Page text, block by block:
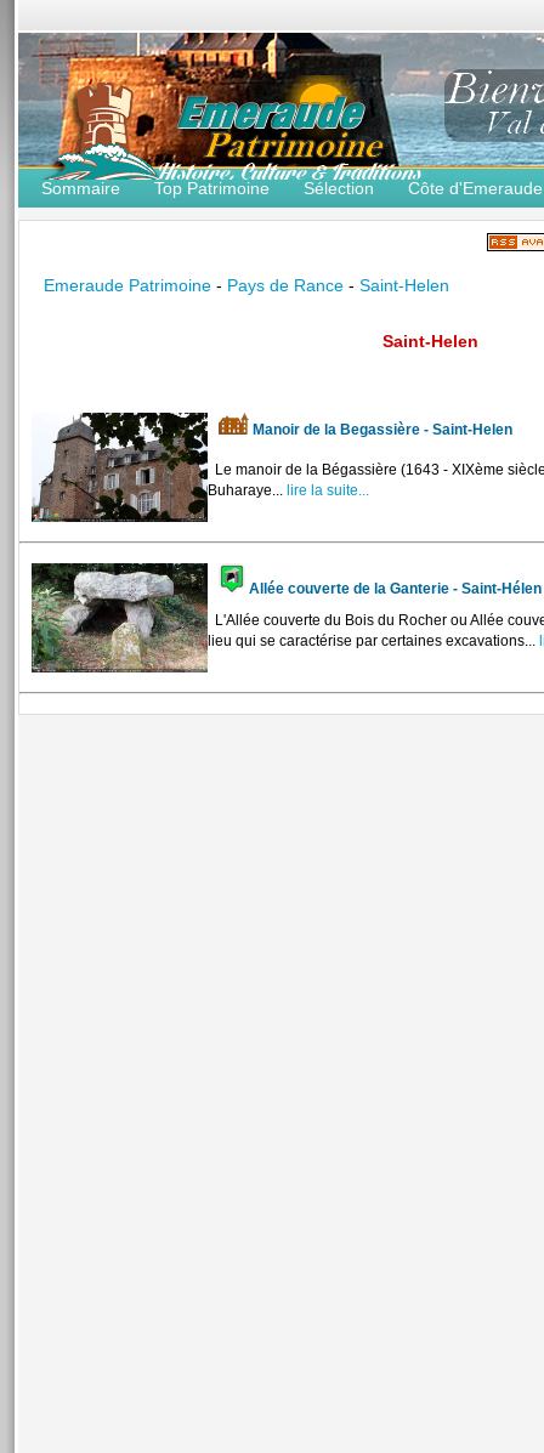
Sommaire Top Patrimoine Sélection Côte d'Emeraude
Emeraude Patrimoine - Pays de Rance - Saint-Helen
Saint-Helen
Manoir de la Begassière - Saint-Helen
Le manoir de la Bégassière (1643 - XIXème
Buharaye... lire la suite...
Allée couverte de la Ganterie - Saint-Hélen
L'Allée couverte du Bois du Rocher ou Allée
lieu qui se caractérise par certaines excavations...